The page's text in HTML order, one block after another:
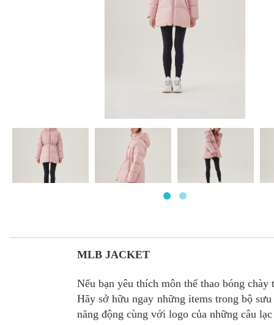
MLB JACKET
Nếu bạn yêu thích môn thể thao bóng
Hãy sở hữu ngay những items trong bộ
năng động cùng với logo của những câu